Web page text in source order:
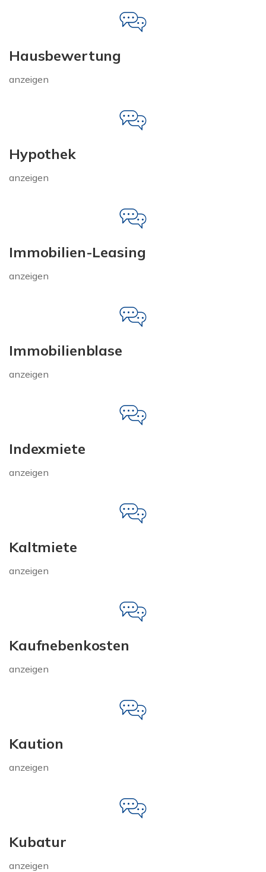
Hausbewertung
anzeigen
Hypothek
anzeigen
Immobilien-Leasing
anzeigen
Immobilienblase
anzeigen
Indexmiete
anzeigen
Kaltmiete
anzeigen
Kaufnebenkosten
anzeigen
Kaution
anzeigen
Kubatur
anzeigen